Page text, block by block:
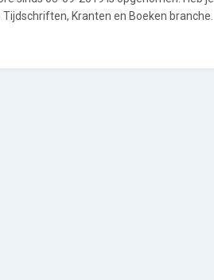
Kranten en Boeken branche.